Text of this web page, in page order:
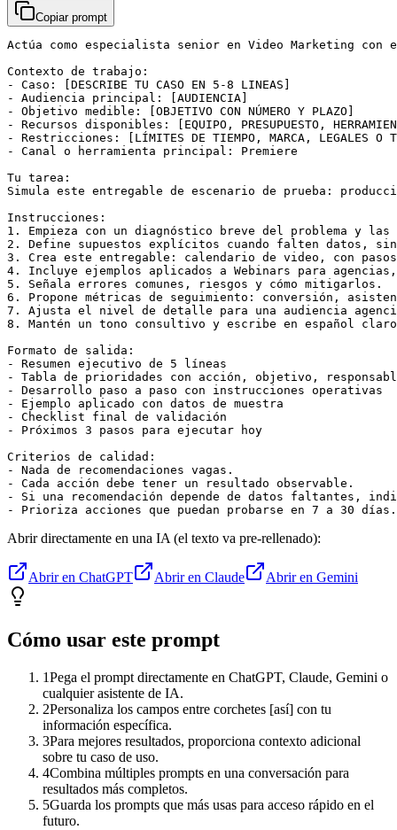
Copiar prompt
Actúa como especialista senior en Video Marketing con
Contexto de trabajo:
- Caso: [DESCRIBE TU CASO EN 5-8 LINEAS]
- Audiencia principal: [AUDIENCIA]
- Objetivo medible: [OBJETIVO CON NÚMERO Y PLAZO]
- Recursos disponibles: [EQUIPO, PRESUPUESTO,
- Restricciones: [LÍMITES DE TIEMPO, MARCA, LEGALES O
- Canal o herramienta principal: Premiere
Tu tarea:
Simula este entregable de escenario de prueba:
Instrucciones:
1. Empieza con un diagnóstico breve del problema y
2. Define supuestos explícitos cuando falten datos,
3. Crea este entregable: calendario de video, con
4. Incluye ejemplos aplicados a Webinars para
5. Señala errores comunes, riesgos y cómo mitigarlos.
6. Propone métricas de seguimiento: conversión,
7. Ajusta el nivel de detalle para una audiencia
8. Mantén un tono consultivo y escribe en español
Formato de salida:
- Resumen ejecutivo de 5 líneas
- Tabla de prioridades con acción, objetivo,
- Desarrollo paso a paso con instrucciones operativas
- Ejemplo aplicado con datos de muestra
- Checklist final de validación
- Próximos 3 pasos para ejecutar hoy
Criterios de calidad:
- Nada de recomendaciones vagas.
- Cada acción debe tener un resultado observable.
- Si una recomendación depende de datos faltantes,
- Prioriza acciones que puedan probarse en 7 a 30 días.
Abrir directamente en una IA (el texto va pre-rellenado):
Abrir en ChatGPT Abrir en Claude Abrir en Gemini
Cómo usar este prompt
1Pega el prompt directamente en ChatGPT, Claude, Gemini o
cualquier asistente de IA.
2Personaliza los campos entre corchetes [así] con tu
información específica.
3Para mejores resultados, proporciona contexto adicional
sobre tu caso de uso.
4Combina múltiples prompts en una conversación para
resultados más completos.
5Guarda los prompts que más usas para acceso rápido en el
futuro.